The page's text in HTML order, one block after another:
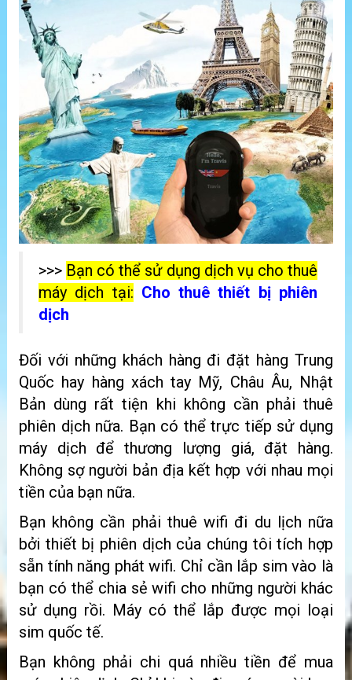
>>> Bạn có thể sử dụng dịch vụ cho thuê
máy dịch tại: Cho thuê thiết bị phiên
dịch
Đối với những khách hàng đi đặt hàng Trung
Quốc hay hàng xách tay Mỹ, Châu Âu, Nhật
Bản dùng rất tiện khi không cần phải thuê
phiên dịch nữa. Bạn có thể trực tiếp sử dụng
máy dịch để thương lượng giá, đặt hàng.
Không sợ người bản địa kết hợp với nhau mọi
tiền của bạn nữa.
Bạn không cần phải thuê wifi đi du lịch nữa
bởi thiết bị phiên dịch của chúng tôi tích hợp
sẵn tính năng phát wifi. Chỉ cần lắp sim vào là
bạn có thể chia sẻ wifi cho những người khác
sử dụng rồi. Máy có thể lắp được mọi loại
sim quốc tế.
Bạn không phải chi quá nhiều tiền để mua